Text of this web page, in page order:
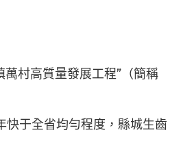
村高質量發展工程”（簡稱
快于全省均勻程度，縣城生齒